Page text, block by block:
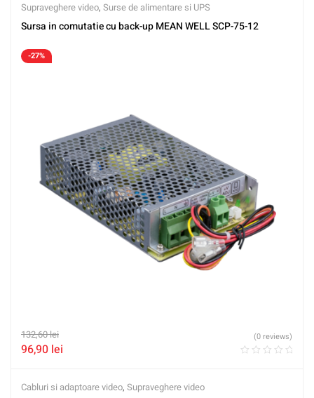
Supraveghere video, Surse de alimentare si UPS
Sursa in comutatie cu back-up MEAN WELL SCP-75-12
-27%
132,60lei
96,90 lei
(0 reviews)
Cabluri si adaptoare video, Supraveghere video